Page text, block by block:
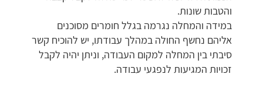
והטבות שונות.
במידה והמחלה נגרמה בגלל חומרים מסוכנים
אליהם נחשף החולה במהלך עבודתו, יש להוכיח קשר
סיבתי בין המחלה למקום העבודה, וניתן יהיה לקבל
זכויות המגיעות לנפגעי עבודה.